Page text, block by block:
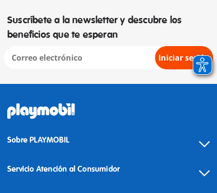
Suscríbete a la newsletter y descubre los
beneficios que te esperan
Iniciar sesión
Sobre PLAYMOBIL
Servicio Atención al Consumidor